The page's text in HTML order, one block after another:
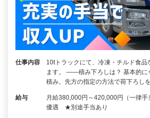
仕事内容
10tトラックにて、冷凍・チルド食品
ます。 ――積み下ろしは？ 基本的に
積み。先方の指定の方法で荷下ろし
給与
月給380,000円～420,000円（一律
優遇 ★別途手当あり